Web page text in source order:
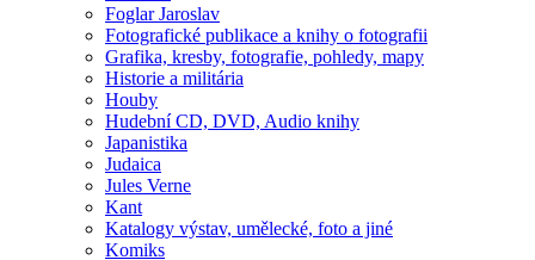
Foglar Jaroslav
Fotografické publikace a knihy o fotografii
Grafika, kresby, fotografie, pohledy, mapy
Historie a militária
Houby
Hudební CD, DVD, Audio knihy
Japanistika
Judaica
Jules Verne
Kant
Katalogy výstav, umělecké, foto a jiné
Komiks